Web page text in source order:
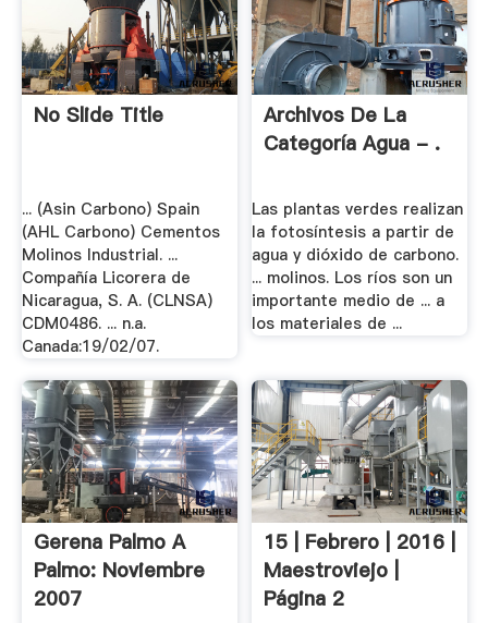
No Slide Title
... (Asin Carbono) Spain
(AHL Carbono) Cementos
Molinos Industrial. ...
Compañía Licorera de
Nicaragua, S. A. (CLNSA)
CDM0486. ... n.a.
Canada:19/02/07.
Archivos De La
Categoría Agua - .
Las plantas verdes realizan
la fotosíntesis a partir de
agua y dióxido de carbono.
... molinos. Los ríos son un
importante medio de ... a
los materiales de ...
Gerena Palmo A
Palmo: Noviembre
2007
15 | Febrero | 2016 |
Maestroviejo |
Página 2